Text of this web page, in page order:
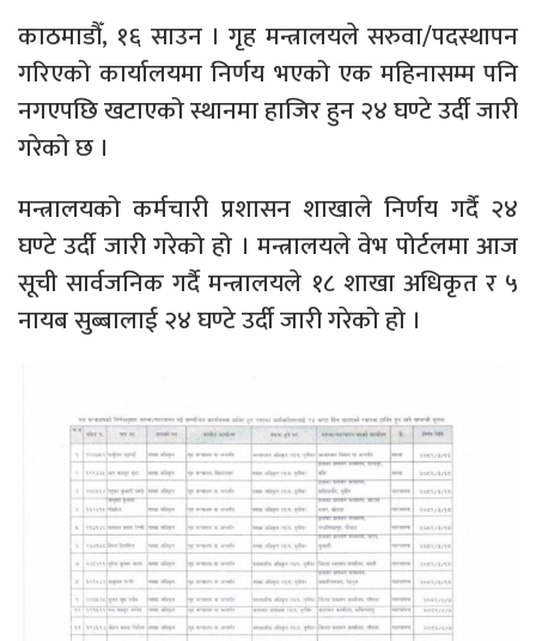
काठमाडौँ, १६ साउन । गृह मन्त्रालयले सरुवा/पदस्थापन
गरिएको कार्यालयमा निर्णय भएको एक महिनासम्म पनि
नगएपछि खटाएको स्थानमा हाजिर हुन २४ घण्टे उर्दी जारी
गरेको छ ।
मन्त्रालयको कर्मचारी प्रशासन शाखाले निर्णय गर्दै २४
घण्टे उर्दी जारी गरेको हो । मन्त्रालयले वेभ पोर्टलमा आज
सूची सार्वजनिक गर्दै मन्त्रालयले १८ शाखा अधिकृत र ५
नायब सुब्बालाई २४ घण्टे उर्दी जारी गरेको हो ।